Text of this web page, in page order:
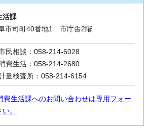
活課
市司町40番地1 市庁舎2階
民相談：058-214-6028
費生活：058-214-2680
量検査所：058-214-6154
費生活課へのお問い合わせは専用フォー
。